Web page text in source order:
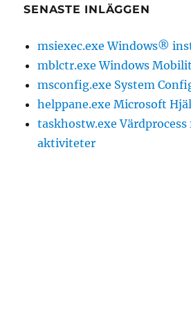
SENASTE INLÄGGEN
msiexec.exe Windows®
mblctr.exe Windows
msconfig.exe System
helppane.exe Microsoft
taskhostw.exe
aktiviteter